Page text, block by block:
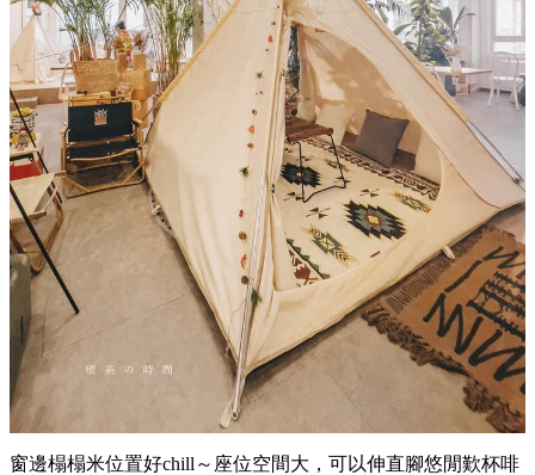
窗邊榻榻米位置好chill～座位空間大，可以伸直腳悠閒歎杯啡